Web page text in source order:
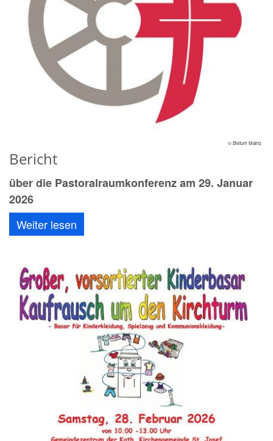
© Bistum Mainz
Bericht
über die Pastoralraumkonferenz am 29. Januar
2026
Weiter lesen